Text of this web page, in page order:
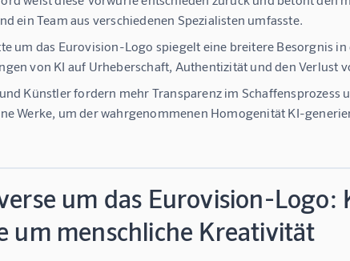
ein Team aus verschiedenen Spezialisten umfasste.
um das Eurovision-Logo spiegelt eine breitere Besorgnis
von KI auf Urheberschaft, Authentizität und den Verlust
Künstler fordern mehr Transparenz im Schaffensprozess
Werke, um der wahrgenommenen Homogenität KI-
um das Eurovision-
um menschliche Kreativität